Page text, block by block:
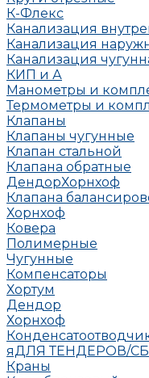
К-Флекс
Канализация
Канализация
Канализация
КИП и А
Манометры и
Термометры и
Клапаны
Клапаны чугунные
Клапан стальной
Клапана обратные
ДендорХорнхоф
Клапана
Хорнхоф
Ковера
Полимерные
Чугунные
Компенсаторы
Хортум
Дендор
Хорнхоф
яДЛЯ ТЕНДЕРОВ/
Краны